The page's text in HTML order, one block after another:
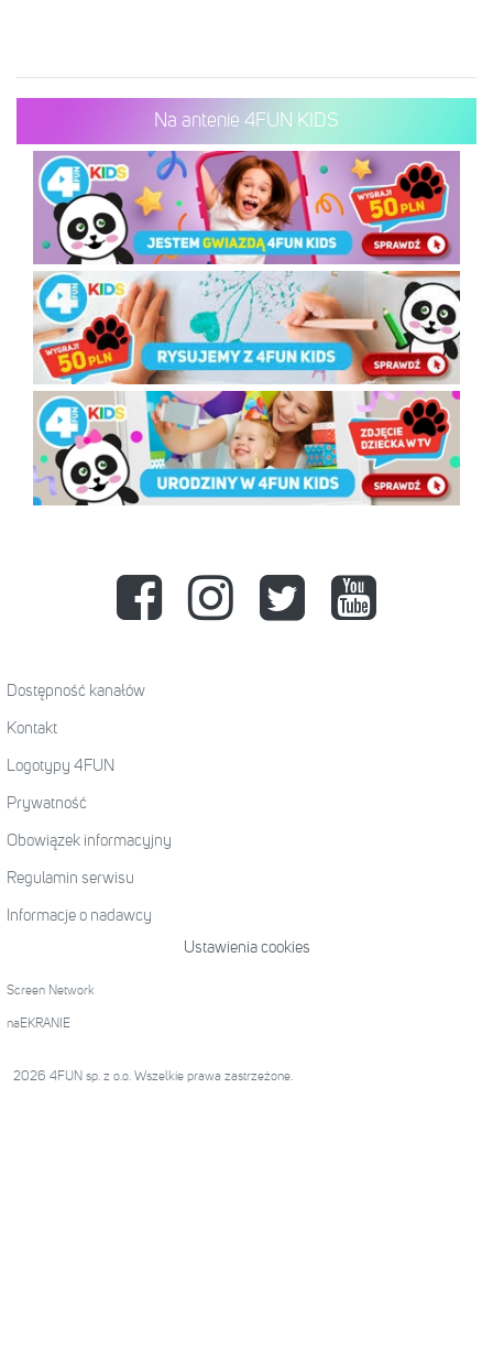
Na antenie 4FUN KIDS
Dostępność kanałów
Kontakt
Logotypy 4FUN
Prywatność
Obowiązek informacyjny
Regulamin serwisu
Informacje o nadawcy
Ustawienia cookies
Screen Network
naEKRANIE
2026 4FUN sp. z o.o. Wszelkie prawa zastrzeżone.